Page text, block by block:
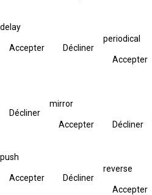
delay
Accepter Décliner
periodical
Accepter
Décliner
mirror
Accepter Décliner
push
Accepter Décliner
reverse
Accepter